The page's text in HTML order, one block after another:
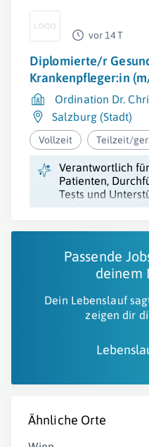
vor 14 T
Diplomierte/r
Krankenpfleger:in
Ordination Dr.
Salzburg (Stadt)
Vollzeit Teilzeit/
Verantwortlich
Patienten,
Tests und
in einer
Passende
deinem
Dein Lebenslauf
zeigen dir
Ähnliche Orte